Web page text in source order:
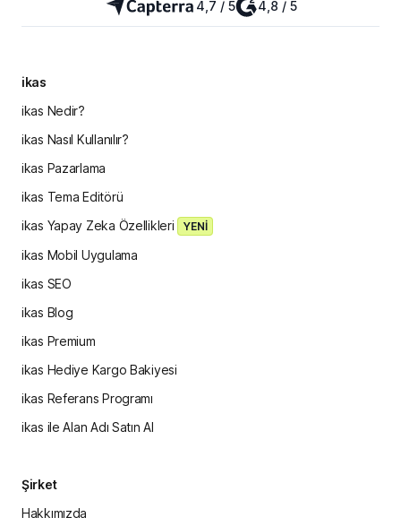
4,7 / 5 4,8 / 5
ikas
ikas Nedir?
ikas Nasıl Kullanılır?
ikas Pazarlama
ikas Tema Editörü
ikas Yapay Zeka Özellikleri
YENİ
ikas Mobil Uygulama
ikas SEO
ikas Blog
ikas Premium
ikas Hediye Kargo Bakiyesi
ikas Referans Programı
ikas ile Alan Adı Satın Al
Şirket
Hakkımızda